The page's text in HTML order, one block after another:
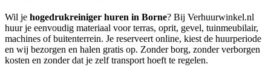
Wil je hogedrukreiniger huren in Borne? Bij Verhuurwinkel.nl
huur je eenvoudig materiaal voor terras, oprit, gevel, tuinmeubilair,
machines of buitenterrein. Je reserveert online, kiest de huurperiode
en wij bezorgen en halen gratis op. Zonder borg, zonder verborgen
kosten en zonder dat je zelf transport hoeft te regelen.